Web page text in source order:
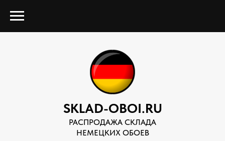
SKLAD-OBOI.RU
РАСПРОДАЖА СКЛАДА
НЕМЕЦКИХ ОБОЕВ